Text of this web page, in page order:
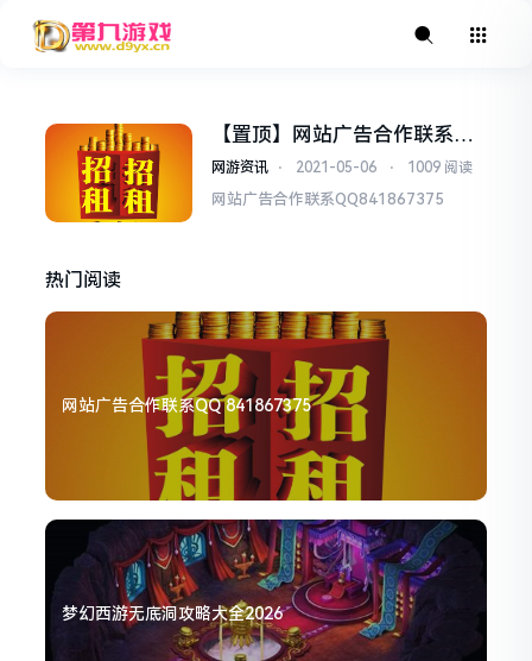
【置顶】网站广告合作联系QQ
841867375
网游资讯 ⋅ 2021-05-06 ⋅ 1009 阅读
网站广告合作联系QQ841867375
热门阅读
网站广告合作联系QQ 841867375
梦幻西游无底洞攻略大全2026